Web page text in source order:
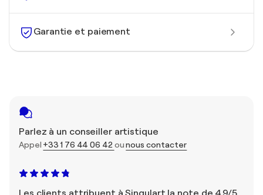
Garantie et paiement
Parlez à un conseiller artistique
Appel +33 1 76 44 06 42 ounous contacter